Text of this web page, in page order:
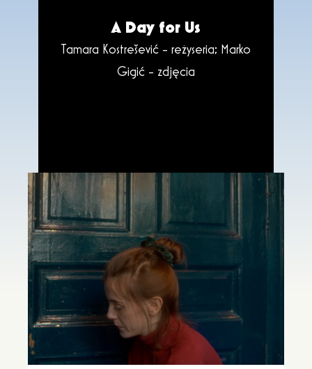
A Day for Us
Tamara Kostrešević - reżyseria; Marko
Gigić - zdjęcia